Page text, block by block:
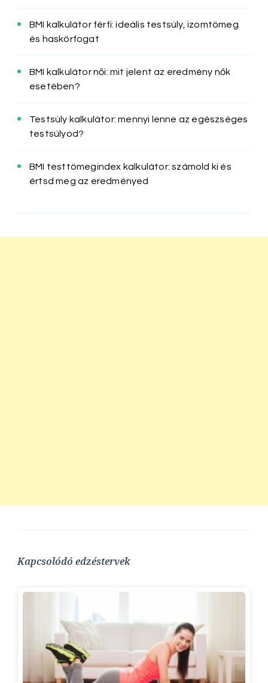
BMI kalkulátor férfi: ideális testsúly, izomtömeg
és haskörfogat
BMI kalkulátor női: mit jelent az eredmény nők
esetében?
Testsúly kalkulátor: mennyi lenne az egészséges
testsúlyod?
BMI testtömegindex kalkulátor: számold ki és
értsd meg az eredményed
Kapcsolódó edzéstervek